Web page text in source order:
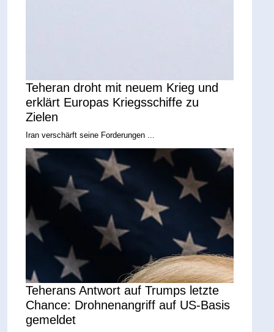
Teheran droht mit neuem Krieg und
erklärt Europas Kriegsschiffe zu
Zielen
Iran verschärft seine Forderungen ...
Teherans Antwort auf Trumps letzte
Chance: Drohnenangriff auf US-Basis
gemeldet